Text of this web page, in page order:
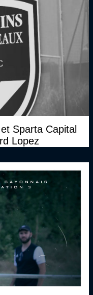
Sparta Capital
Lopez